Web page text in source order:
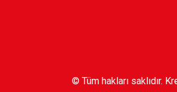
© Tüm hakları saklıdır.